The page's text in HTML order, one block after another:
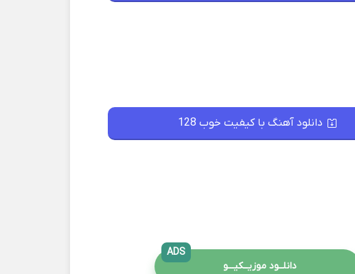
دانلود آهنگ با کیفیت خوب 128
دانلــود موزیــکیـــو
ADS